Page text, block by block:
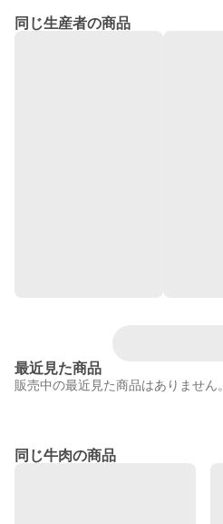
同じ生産者の商品
最近見た商品
販売中の最近見た商品はありません。
同じ牛肉の商品